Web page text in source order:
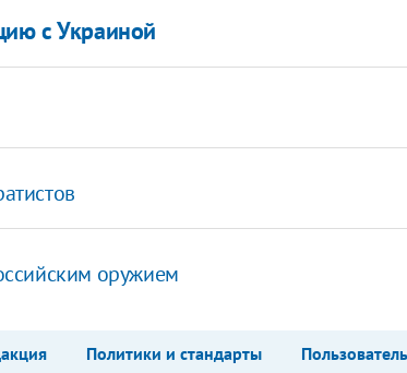
с Украиной
оружием
Политики и стандарты